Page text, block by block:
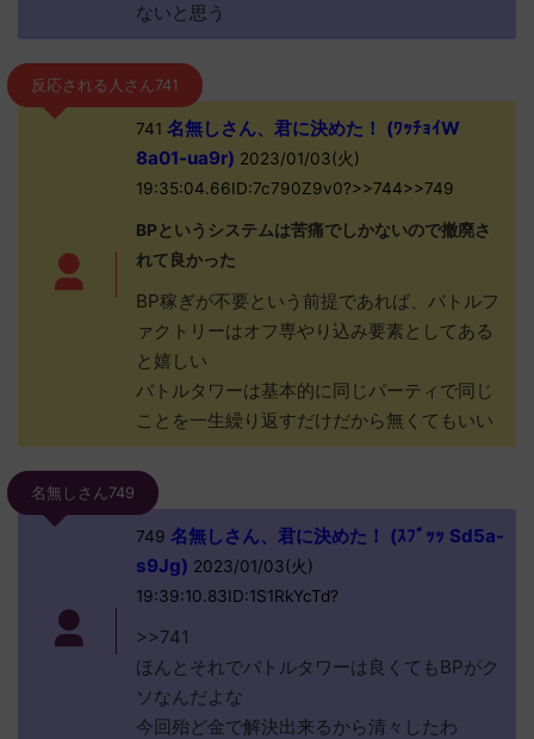
ないと思う
反応される人さん741
741 名無しさん、君に決めた！ (ﾜｯﾁｮｲW
8a01-ua9r) 2023/01/03(火)
19:35:04.66ID:7c790Z9v0?>>744>>749
BPというシステムは苦痛でしかないので撤廃さ
れて良かった
BP稼ぎが不要という前提であれば、バトルフ
ァクトリーはオフ専やり込み要素としてある
と嬉しい
バトルタワーは基本的に同じパーティで同じ
ことを一生繰り返すだけだから無くてもいい
名無しさん749
749 名無しさん、君に決めた！ (ｽﾌﾟｯｯ Sd5a-
s9Jg) 2023/01/03(火)
19:39:10.83ID:1S1RkYcTd?
>>741
ほんとそれでバトルタワーは良くてもBPがク
ソなんだよな
今回殆ど金で解決出来るから清々したわ